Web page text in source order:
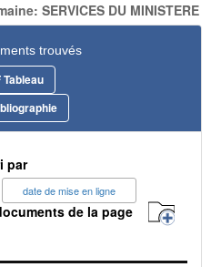
SERVICES DU MINISTERE
trouvés
par
date de mise en ligne
de la page